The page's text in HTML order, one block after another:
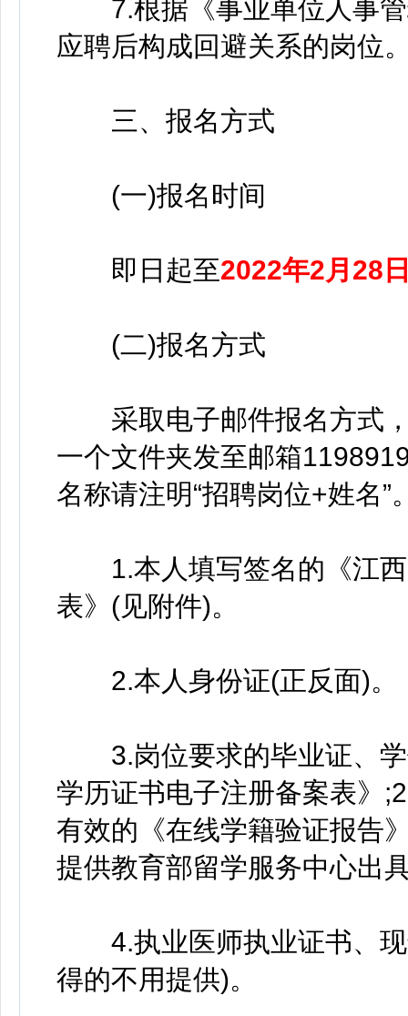
7.根据《事业单位人事管
应聘后构成回避关系的岗位
三、报名方式
(一)报名时间
即日起至2022年2月28
(二)报名方式
采取电子邮件报名方式，
一个文件夹发至邮箱
名称请注明“招聘岗位+姓名”
1.本人填写签名的《江西
表》(见附件)。
2.本人身份证(正反面)。
3.岗位要求的毕业证、学
学历证书电子注册备案表》
有效的《在线学籍验证报告
提供教育部留学服务中心出
4.执业医师执业证书、现
得的不用提供)。